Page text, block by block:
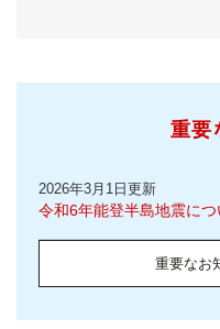
重要
2026年3月1日更新
令和6年能登半島地震に
重要なお